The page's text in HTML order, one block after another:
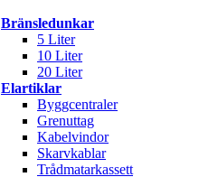
Bränsledunkar
5 Liter
10 Liter
20 Liter
Elartiklar
Byggcentraler
Grenuttag
Kabelvindor
Skarvkablar
Trådmatarkassett